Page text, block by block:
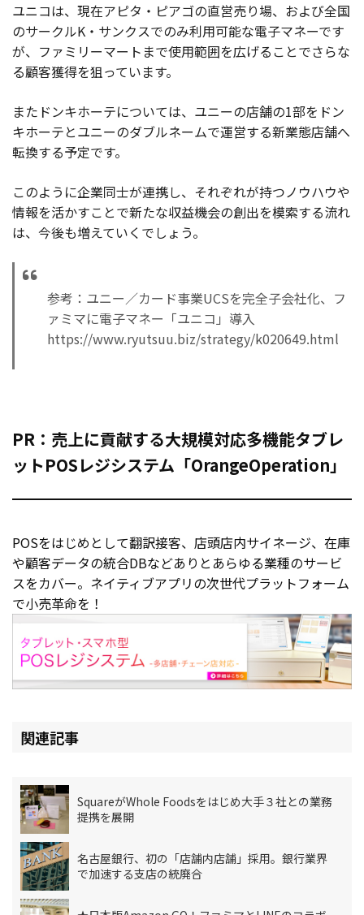
ユニコは、現在アピタ・ピアゴの直営売り場、および全国
のサークルK・サンクスでのみ利用可能な電子マネーです
が、ファミリーマートまで使用範囲を広げることでさらな
る顧客獲得を狙っています。
またドンキホーテについては、ユニーの店舗の1部をドン
キホーテとユニーのダブルネームで運営する新業態店舗へ
転換する予定です。
このように企業同士が連携し、それぞれが持つノウハウや
情報を活かすことで新たな収益機会の創出を模索する流れ
は、今後も増えていくでしょう。
参考：ユニー／カード事業UCSを完全子会社化、フ
ァミマに電子マネー「ユニコ」導入
https://www.ryutsuu.biz/strategy/k020649.html
PR：売上に貢献する大規模対応多機能タブレ
ットPOSレジシステム「OrangeOperation」
POSをはじめとして翻訳接客、店頭店内サイネージ、在庫
や顧客データの統合DBなどありとあらゆる業種のサービ
スをカバー。ネイティブアプリの次世代プラットフォーム
で小売革命を！
関連記事
SquareがWhole Foodsをはじめ大手３社との業務
提携を展開
名古屋銀行、初の「店舗内店舗」採用。銀行業界
で加速する支店の統廃合